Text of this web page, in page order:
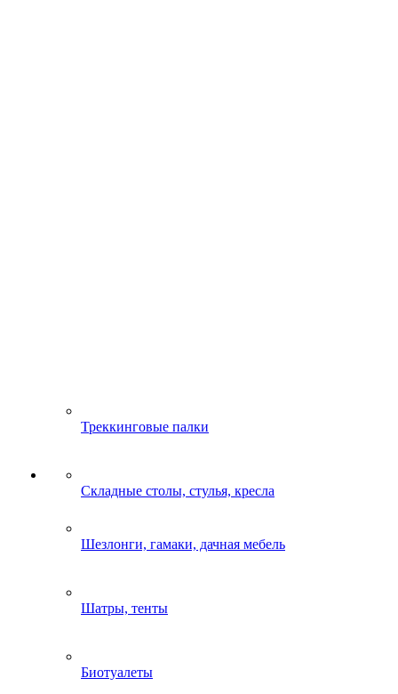
Треккинговые палки
Складные столы, стулья, кресла
Шезлонги, гамаки, дачная мебель
Шатры, тенты
Биотуалеты